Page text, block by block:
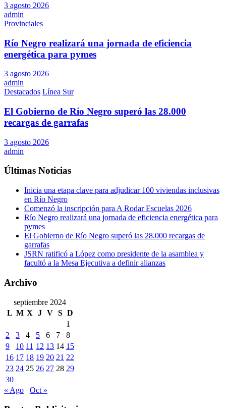
3 agosto 2026
admin
Provinciales
Río Negro realizará una jornada de eficiencia
energética para pymes
3 agosto 2026
admin
Destacados Línea Sur
El Gobierno de Río Negro superó las 28.000
recargas de garrafas
3 agosto 2026
admin
Últimas Noticias
Inicia una etapa clave para adjudicar 100 viviendas inclusivas
en Río Negro
Comenzó la inscripción para A Rodar Escuelas 2026
Río Negro realizará una jornada de eficiencia energética para
pymes
El Gobierno de Río Negro superó las 28.000 recargas de
garrafas
JSRN ratificó a López como presidente de la asamblea y
facultó a la Mesa Ejecutiva a definir alianzas
Archivo
septiembre 2024
L M X J V S D
1
2
3 4 5 6 7
8
9
10 11 12 13 14 15
16 17 18 19 20 21 22
23 24 25 26 27 28 29
30
« Ago
Oct »